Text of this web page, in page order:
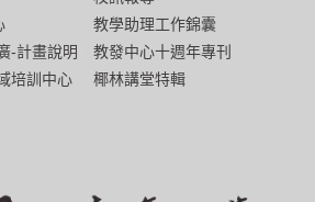
-計畫說明
培訓中心
教學助理工作錦囊
教發中心十週年專刊
椰林講堂特輯